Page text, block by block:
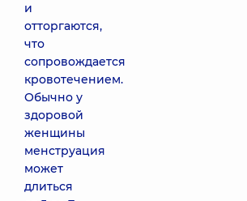
и
отторгаются,
что
сопровождается
кровотечением.
Обычно у
здоровой
женщины
менструация
может
длиться